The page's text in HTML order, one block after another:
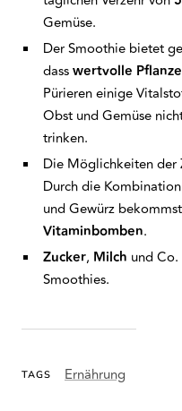
TAGS Ernährung
Gemüse.
Der Smoothie bietet
dasswertvolle
Pürieren einige
Obst und Gemüse
trinken.
Die Möglichkeiten der
Durch die
und Gewürz
Vitaminbomben.
Zucker, Milch und
Smoothies.